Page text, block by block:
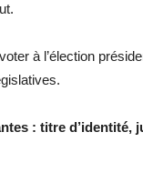
à l’élection
: titre d’identité,